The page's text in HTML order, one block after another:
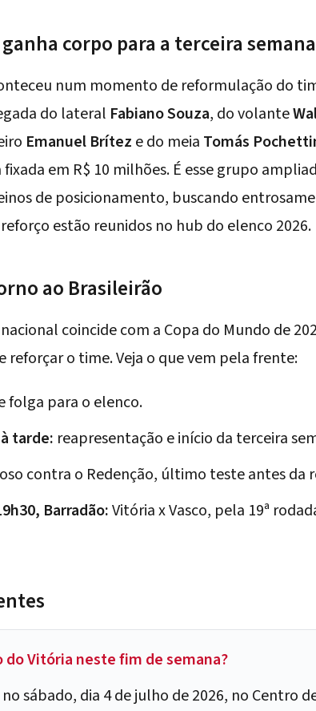
corpo para a terceira semana
num momento de reformulação do
do lateral Fabiano Souza, do volante
Emanuel Brítez e do meia Tomás
em R$ 10 milhões. É esse grupo
de posicionamento, buscando
estão reunidos no hub do elenco 2026.
ao Brasileirão
coincide com a Copa do Mundo de
o time. Veja o que vem pela frente:
folga para o elenco.
tarde: reapresentação e início da terceira
contra o Redenção, último teste antes da
Barradão:Vitória x Vasco, pela 19ª
Vitória neste fim de semana?
sábado, dia 4 de julho de 2026, no Centro